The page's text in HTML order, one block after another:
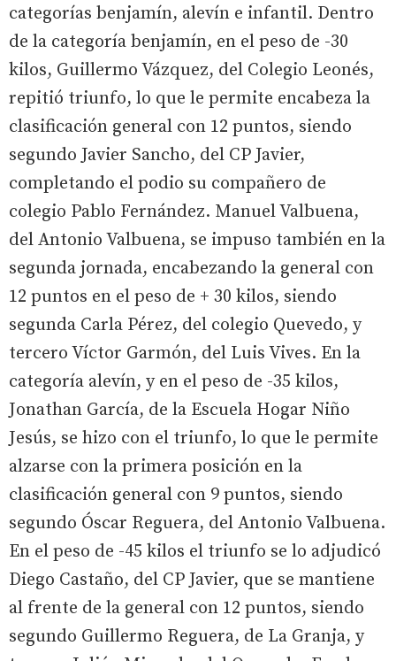
categorías benjamín, alevín e infantil. Dentro
de la categoría benjamín, en el peso de -30
kilos, Guillermo Vázquez, del Colegio Leonés,
repitió triunfo, lo que le permite encabeza la
clasificación general con 12 puntos, siendo
segundo Javier Sancho, del CP Javier,
completando el podio su compañero de
colegio Pablo Fernández. Manuel Valbuena,
del Antonio Valbuena, se impuso también en la
segunda jornada, encabezando la general con
12 puntos en el peso de + 30 kilos, siendo
segunda Carla Pérez, del colegio Quevedo, y
tercero Víctor Garmón, del Luis Vives. En la
categoría alevín, y en el peso de -35 kilos,
Jonathan García, de la Escuela Hogar Niño
Jesús, se hizo con el triunfo, lo que le permite
alzarse con la primera posición en la
clasificación general con 9 puntos, siendo
segundo Óscar Reguera, del Antonio Valbuena.
En el peso de -45 kilos el triunfo se lo adjudicó
Diego Castaño, del CP Javier, que se mantiene
al frente de la general con 12 puntos, siendo
segundo Guillermo Reguera, de La Granja, y